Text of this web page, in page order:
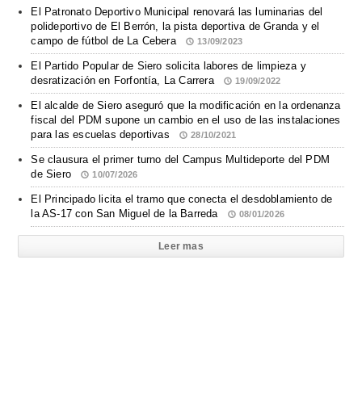
El Patronato Deportivo Municipal renovará las luminarias del
polideportivo de El Berrón, la pista deportiva de Granda y el
campo de fútbol de La Cebera
13/09/2023
El Partido Popular de Siero solicita labores de limpieza y
desratización en Forfontía, La Carrera
19/09/2022
El alcalde de Siero aseguró que la modificación en la ordenanza
fiscal del PDM supone un cambio en el uso de las instalaciones
para las escuelas deportivas
28/10/2021
Se clausura el primer turno del Campus Multideporte del PDM
de Siero
10/07/2026
El Principado licita el tramo que conecta el desdoblamiento de
la AS-17 con San Miguel de la Barreda
08/01/2026
Leer mas